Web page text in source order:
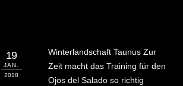
19
JAN.
2018
Winterlandschaft Taunus Zur
Zeit macht das Training für den
Ojos del Salado so richtig